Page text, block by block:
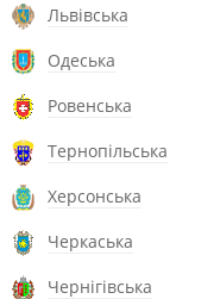
Львівська
Одеська
Ровенська
Тернопільська
Херсонська
Черкаська
Чернігівська